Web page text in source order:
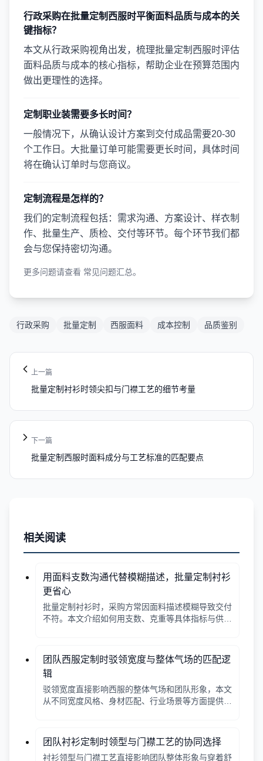
行政采购在批量定制西服时平衡面料品质与成本的关
键指标？
本文从行政采购视角出发，梳理批量定制西服时评估
面料品质与成本的核心指标，帮助企业在预算范围内
做出更理性的选择。
定制职业装需要多长时间？
一般情况下，从确认设计方案到交付成品需要20-30
个工作日。大批量订单可能需要更长时间，具体时间
将在确认订单时与您商议。
定制流程是怎样的？
我们的定制流程包括：需求沟通、方案设计、样衣制
作、批量生产、质检、交付等环节。每个环节我们都
会与您保持密切沟通。
更多问题请查看 常见问题汇总。
行政采购 批量定制 西服面料 成本控制 品质鉴别
上一篇
批量定制衬衫时领尖扣与门襟工艺的细节考量
下一篇
批量定制西服时面料成分与工艺标准的匹配要点
相关阅读
用面料支数沟通代替模糊描述，批量定制衬衫
更省心
批量定制衬衫时，采购方常因面料描述模糊导致交付
不符。本文介绍如何用支数、克重等具体指标与供应
团队西服定制时驳领宽度与整体气场的匹配逻
辑
驳领宽度直接影响西服的整体气场和团队形象，本文
从不同宽度风格、身材匹配、行业场景等方面提供选
团队衬衫定制时领型与门襟工艺的协同选择
衬衫领型与门襟工艺直接影响团队整体形象与穿着舒